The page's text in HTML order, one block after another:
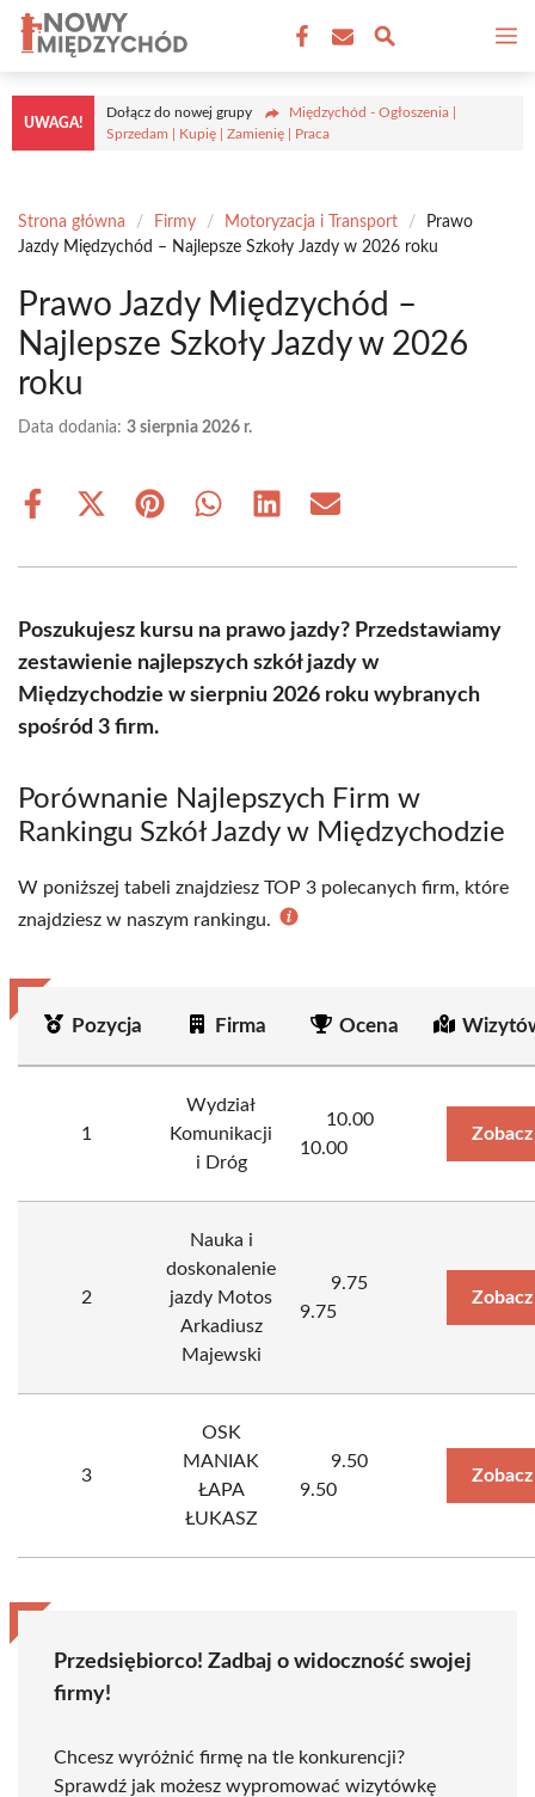
Przejdź
treści
UWAGA!
Dołącz do nowej grupy
Międzychód - Ogłoszenia |
Sprzedam | Kupię | Zamienię | Praca
Strona główna / Firmy / Motoryzacja i Transport /
Prawo
Jazdy Międzychód – Najlepsze Szkoły Jazdy w 2026 roku
Prawo Jazdy Międzychód –
Najlepsze Szkoły Jazdy w 2026
roku
Data dodania: 3 sierpnia 2026 r.
Share
Share
(Twitter)
Share Share Share Share
Poszukujesz kursu na prawo jazdy? Przedstawiamy
zestawienie najlepszych szkół jazdy w
Międzychodzie w sierpniu 2026 roku wybranych
spośród 3 firm.
Porównanie Najlepszych Firm w
Rankingu Szkół Jazdy w Międzychodzie
W poniższej tabeli znajdziesz TOP 3 polecanych firm, które
znajdziesz w naszym rankingu.
Pozycja Firma Ocena
1
Wydział
Komunikacji
i Dróg
10.00
10.00
2
Nauka i
doskonalenie
jazdy Motos
Arkadiusz
Majewski
9.75
9.75
3
OSK
MANIAK
ŁAPA
ŁUKASZ
9.50
9.50
Przedsiębiorco! Zadbaj o widoczność swojej
firmy!
Chcesz wyróżnić firmę na tle konkurencji?
Sprawdź jak możesz wypromować wizytówkę